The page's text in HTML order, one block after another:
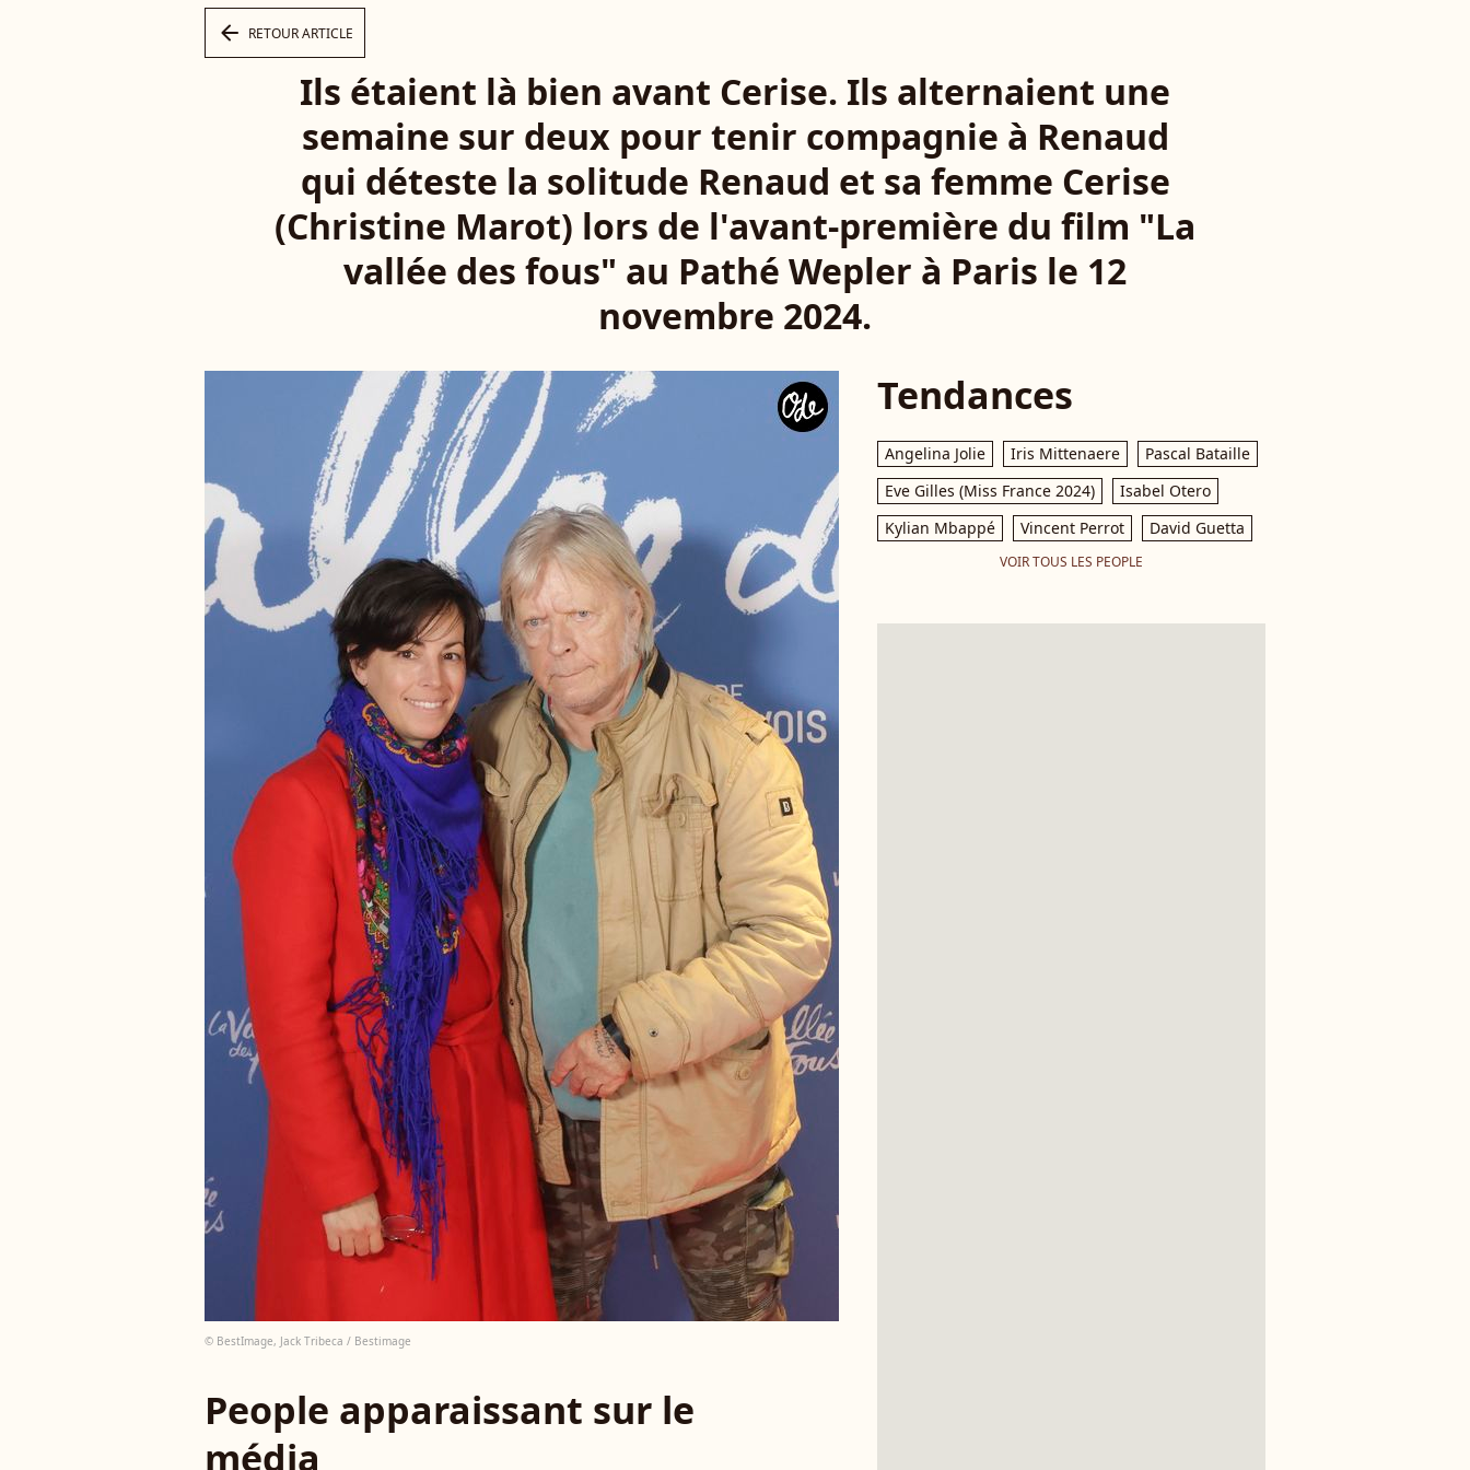
arrow_left RETOUR ARTICLE
Ils étaient là bien avant Cerise. Ils alternaient une
semaine sur deux pour tenir compagnie à Renaud
qui déteste la solitude Renaud et sa femme Cerise
(Christine Marot) lors de l'avant-première du film "La
vallée des fous" au Pathé Wepler à Paris le 12
novembre 2024.
© BestImage, Jack Tribeca / Bestimage
People apparaissant sur le
média
Tendances
Angelina Jolie Iris Mittenaere
Pascal Bataille
Eve Gilles (Miss France 2024)
Isabel Otero
Kylian Mbappé
Vincent Perrot David Guetta
VOIR TOUS LES PEOPLE